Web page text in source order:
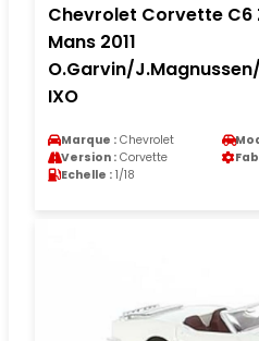
Chevrolet Corvette C6
Mans 2011
O.Garvin/
IXO
Marque : Chevrolet
Version : Corvette
Echelle : 1/18